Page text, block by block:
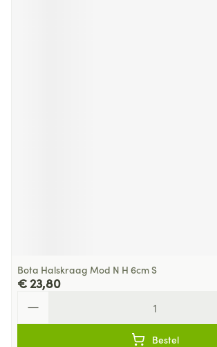
Bota Halskraag Mod N H 6cm S
€ 23,80
Bestel